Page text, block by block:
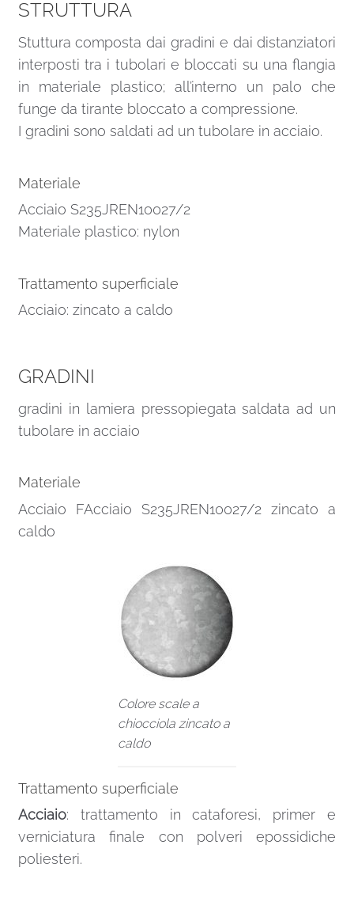
STRUTTURA
Stuttura composta dai gradini e dai distanziatori
interposti tra i tubolari e bloccati su una flangia
in materiale plastico; all’interno un palo che
funge da tirante bloccato a compressione.
I gradini sono saldati ad un tubolare in acciaio.
Materiale
Acciaio S235JREN10027/2
Materiale plastico: nylon
Trattamento superficiale
Acciaio: zincato a caldo
GRADINI
gradini in lamiera pressopiegata saldata ad un
tubolare in acciaio
Materiale
Acciaio FAcciaio S235JREN10027/2 zincato a
caldo
Colore scale a
chiocciola zincato a
caldo
Trattamento superficiale
Acciaio: trattamento in cataforesi, primer e
verniciatura finale con polveri epossidiche
poliesteri.